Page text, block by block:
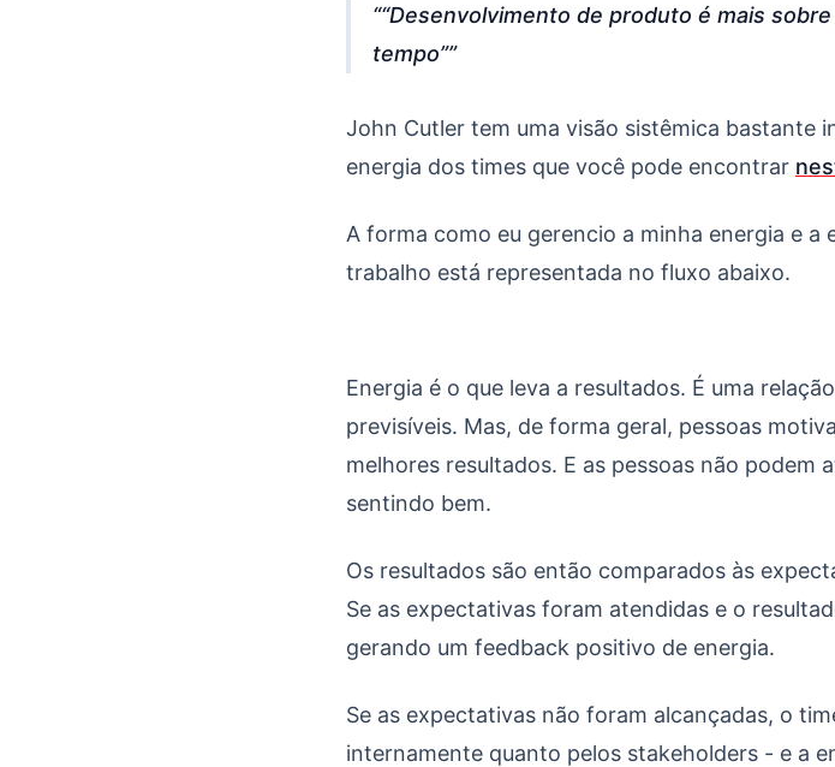
“Desenvolvimento de produto é mais
tempo”
John Cutler tem uma visão sistêmica bastante
energia dos times que você pode encontrar
A forma como eu gerencio a minha energia e
trabalho está representada no fluxo abaixo.
Energia é o que leva a resultados. É uma
previsíveis. Mas, de forma geral, pessoas
melhores resultados. E as pessoas não podem
sentindo bem.
Os resultados são então comparados às
Se as expectativas foram atendidas e o
gerando um feedback positivo de energia.
Se as expectativas não foram alcançadas, o
internamente quanto pelos stakeholders - e a